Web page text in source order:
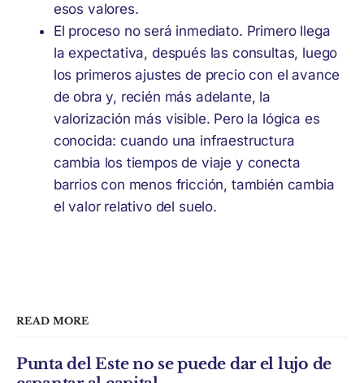
esos valores.
El proceso no será inmediato. Primero llega
la expectativa, después las consultas, luego
los primeros ajustes de precio con el avance
de obra y, recién más adelante, la
valorización más visible. Pero la lógica es
conocida: cuando una infraestructura
cambia los tiempos de viaje y conecta
barrios con menos fricción, también cambia
el valor relativo del suelo.
READ MORE
Punta del Este no se puede dar el lujo de